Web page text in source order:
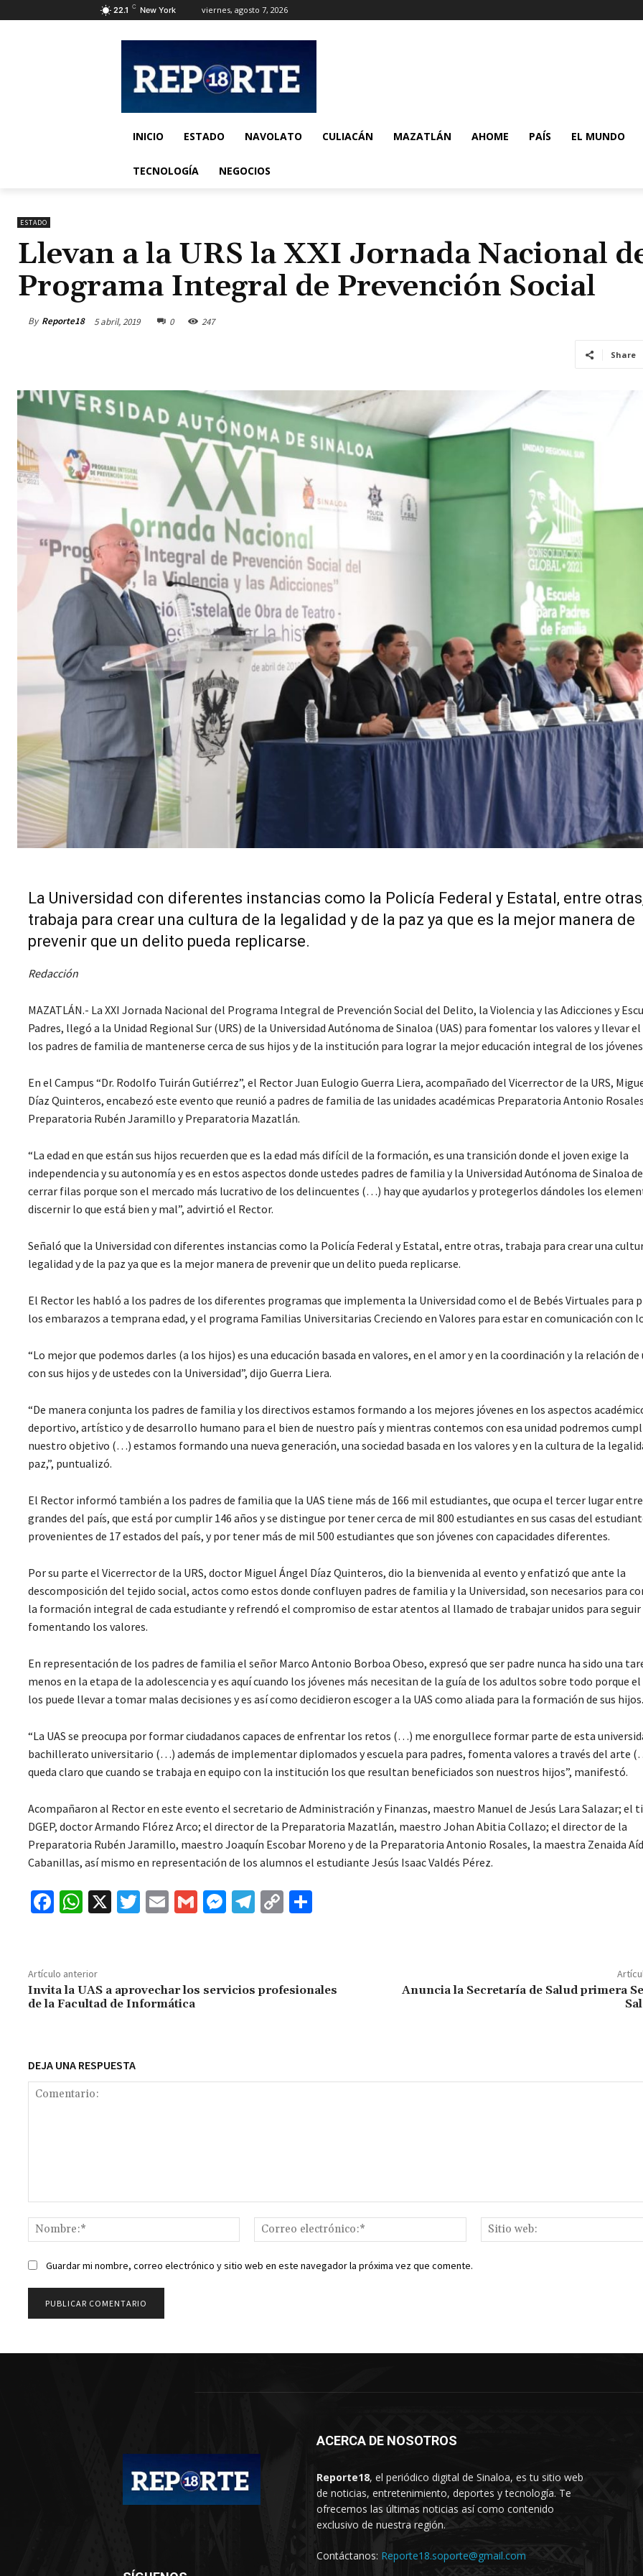
22.1 C New York viernes, agosto 7, 2026
INICIO ESTADO NAVOLATO CULIACÁN MAZATLÁN AHOME PAÍS EL MUNDO
TECNOLOGÍA NEGOCIOS
ESTADO
Llevan a la URS la XXI Jornada Nacional
Programa Integral de Prevención Social
By Reporte18 5 abril, 2019 0 247
Share
La Universidad con diferentes instancias como la Policía Federal y Estatal, entre
trabaja para crear una cultura de la legalidad y de la paz ya que es la mejor manera de
prevenir que un delito pueda replicarse.
Redacción
MAZATLÁN.- La XXI Jornada Nacional del Programa Integral de Prevención Social del Delito, la Violencia y las Adicciones y
Padres, llegó a la Unidad Regional Sur (URS) de la Universidad Autónoma de Sinaloa (UAS) para fomentar los valores y llevar
los padres de familia de mantenerse cerca de sus hijos y de la institución para lograr la mejor educación integral de los
En el Campus “Dr. Rodolfo Tuirán Gutiérrez”, el Rector Juan Eulogio Guerra Liera, acompañado del Vicerrector de la URS,
Díaz Quinteros, encabezó este evento que reunió a padres de familia de las unidades académicas Preparatoria Antonio
Preparatoria Rubén Jaramillo y Preparatoria Mazatlán.
“La edad en que están sus hijos recuerden que es la edad más difícil de la formación, es una transición donde el joven exige la
independencia y su autonomía y es en estos aspectos donde ustedes padres de familia y la Universidad Autónoma de Sinaloa
cerrar filas porque son el mercado más lucrativo de los delincuentes (…) hay que ayudarlos y protegerlos dándoles los
discernir lo que está bien y mal”, advirtió el Rector.
Señaló que la Universidad con diferentes instancias como la Policía Federal y Estatal, entre otras, trabaja para crear una
legalidad y de la paz ya que es la mejor manera de prevenir que un delito pueda replicarse.
El Rector les habló a los padres de los diferentes programas que implementa la Universidad como el de Bebés Virtuales para
los embarazos a temprana edad, y el programa Familias Universitarias Creciendo en Valores para estar en comunicación con
“Lo mejor que podemos darles (a los hijos) es una educación basada en valores, en el amor y en la coordinación y la relación de
con sus hijos y de ustedes con la Universidad”, dijo Guerra Liera.
“De manera conjunta los padres de familia y los directivos estamos formando a los mejores jóvenes en los aspectos
deportivo, artístico y de desarrollo humano para el bien de nuestro país y mientras contemos con esa unidad podremos
nuestro objetivo (…) estamos formando una nueva generación, una sociedad basada en los valores y en la cultura de la
paz,”, puntualizó.
El Rector informó también a los padres de familia que la UAS tiene más de 166 mil estudiantes, que ocupa el tercer lugar
grandes del país, que está por cumplir 146 años y se distingue por tener cerca de mil 800 estudiantes en sus casas del
provenientes de 17 estados del país, y por tener más de mil 500 estudiantes que son jóvenes con capacidades diferentes.
Por su parte el Vicerrector de la URS, doctor Miguel Ángel Díaz Quinteros, dio la bienvenida al evento y enfatizó que ante la
descomposición del tejido social, actos como estos donde confluyen padres de familia y la Universidad, son necesarios para
la formación integral de cada estudiante y refrendó el compromiso de estar atentos al llamado de trabajar unidos para seguir
fomentando los valores.
En representación de los padres de familia el señor Marco Antonio Borboa Obeso, expresó que ser padre nunca ha sido una
menos en la etapa de la adolescencia y es aquí cuando los jóvenes más necesitan de la guía de los adultos sobre todo porque
los puede llevar a tomar malas decisiones y es así como decidieron escoger a la UAS como aliada para la formación de sus hijos.
“La UAS se preocupa por formar ciudadanos capaces de enfrentar los retos (…) me enorgullece formar parte de esta
bachillerato universitario (…) además de implementar diplomados y escuela para padres, fomenta valores a través del arte
queda claro que cuando se trabaja en equipo con la institución los que resultan beneficiados son nuestros hijos”, manifestó.
Acompañaron al Rector en este evento el secretario de Administración y Finanzas, maestro Manuel de Jesús Lara Salazar; el
DGEP, doctor Armando Flórez Arco; el director de la Preparatoria Mazatlán, maestro Johan Abitia Collazo; el director de la
Preparatoria Rubén Jaramillo, maestro Joaquín Escobar Moreno y de la Preparatoria Antonio Rosales, la maestra Zenaida
Cabanillas, así mismo en representación de los alumnos el estudiante Jesús Isaac Valdés Pérez.
Fa
o
o
k
W
sA
p
p
X
T
E
G
M
ge
Te
m
C
Li ar
Artículo anterior
Invita la UAS a aprovechar los servicios profesionales
de la Facultad de Informática
Anuncia la Secretaría de Salud primera
DEJA UNA RESPUESTA
Nombre:*
Correo
electrónico:*
Guardar mi nombre, correo electrónico y sitio web en este navegador la próxima vez que comente.
ACERCA DE NOSOTROS
Reporte18, el periódico digital de Sinaloa, es tu sitio web
de noticias, entretenimiento, deportes y tecnología. Te
ofrecemos las últimas noticias así como contenido
exclusivo de nuestra región.
Contáctanos: Reporte18.soporte@gmail.com